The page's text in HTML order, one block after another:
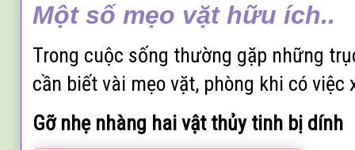
Một số mẹo vặt hữu ích..
Trong cuộc sống thường gặp những
cần biết vài mẹo vặt, phòng khi có việc
Gỡ nhẹ nhàng hai vật thủy tinh bị dính